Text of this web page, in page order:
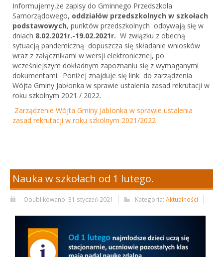
Informujemy,że zapisy do Gminnego Przedszkola
Samorządowego, oddziałów przedszkolnych w szkołach
podstawowych, punktów przedszkolnych odbywają się w
dniach 8.02.2021r.-19.02.2021r. W związku z obecną
sytuacją pandemiczną dopuszcza się składanie wniosków
wraz z załącznikami w wersji elektronicznej, po
wcześniejszym dokładnym zapoznaniu się z wymaganymi
dokumentami. Poniżej znajduje się link do zarządzenia
Wójta Gminy Jabłonka w sprawie ustalenia zasad rekrutacji w
roku szkolnym 2021 / 2022.
Zarządzenie Wójta Gminy Jabłonka w sprawie ustalenia
zasad rekrutacji w roku szkolnym 2021/2022
Nauka w szkołach od 1 lutego.
Opublikowano: 31 styczeń 2021 Kategoria: Aktualności